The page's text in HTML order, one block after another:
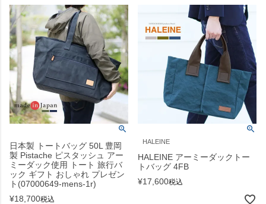
日本製 トートバッグ 50L 豊岡
製 Pistache ピスタッシュ アー
ミーダック使用 トート 旅行バ
ック ギフト おしゃれ プレゼン
ト(07000649-mens-1r)
¥18,700税込
HALEINE
HALEINE アーミーダックトー
トバッグ 4FB
¥17,600税込